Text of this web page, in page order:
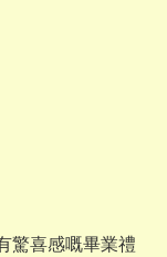
驚喜感嘅畢業禮